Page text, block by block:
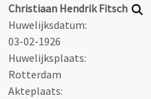
Christiaan Hendrik Fitsch
Huwelijksdatum:
03-02-1926
Huwelijksplaats:
Rotterdam
Akteplaats: